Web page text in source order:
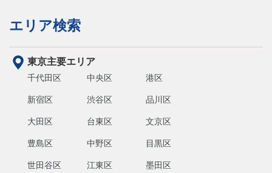
エリア検索
東京主要エリア
千代田区 中央区 港区
新宿区 渋谷区 品川区
大田区 台東区 文京区
豊島区 中野区 目黒区
世田谷区 江東区 墨田区